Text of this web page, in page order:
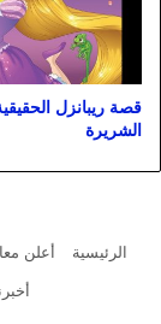
قصة ريبانزل
الشريرة
الرئيسية أعلن